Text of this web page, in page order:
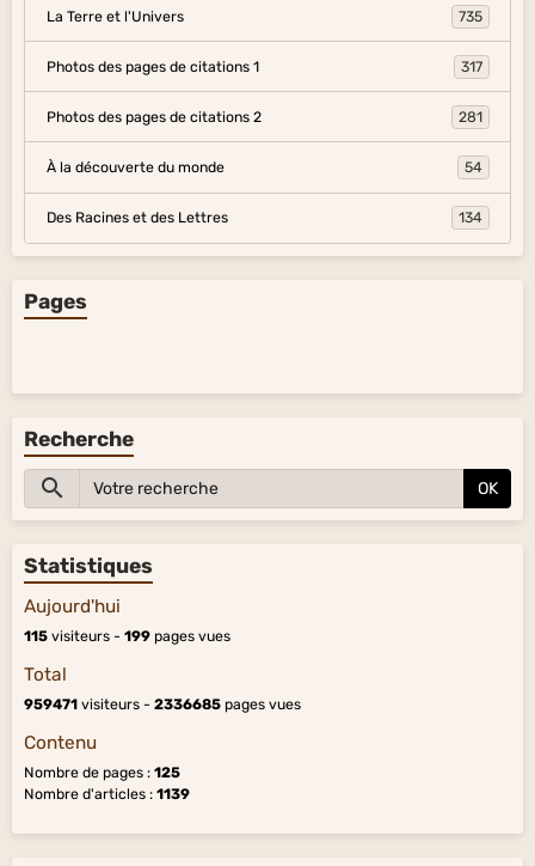
La Terre et l'Univers 735
Photos des pages de citations 1 317
Photos des pages de citations 2 281
À la découverte du monde 54
Des Racines et des Lettres 134
Pages
Recherche
OK
Statistiques
Aujourd'hui
115 visiteurs - 199 pages vues
Total
959471 visiteurs - 2336685 pages vues
Contenu
Nombre de pages : 125
Nombre d'articles : 1139